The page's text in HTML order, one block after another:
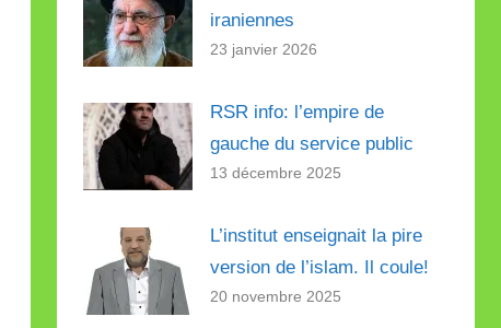
iraniennes
23 janvier 2026
RSR info: l’empire de
gauche du service public
13 décembre 2025
L’institut enseignait la pire
version de l’islam. Il coule!
20 novembre 2025